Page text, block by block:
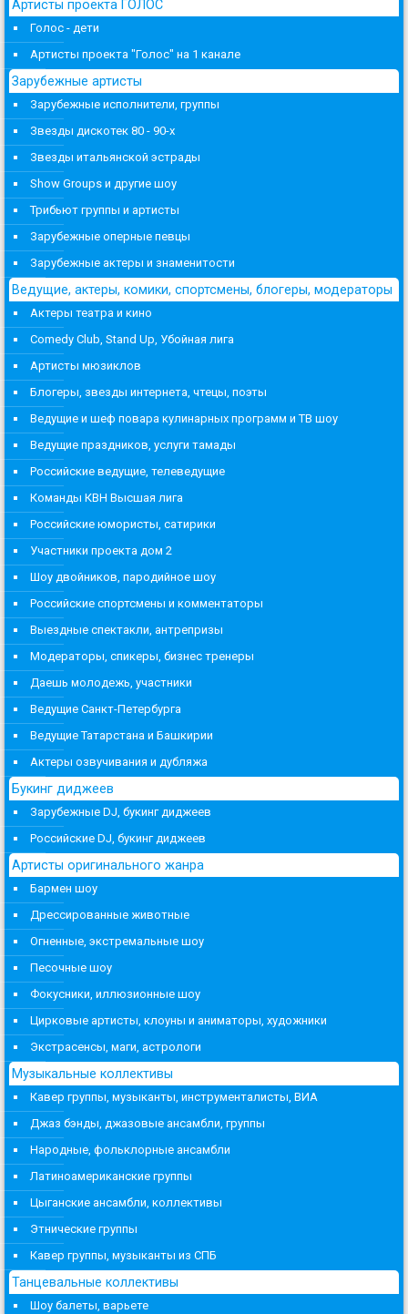
Артисты проекта ГОЛОС
Голос - дети
Артисты проекта "Голос" на 1 канале
Зарубежные артисты
Зарубежные исполнители, группы
Звезды дискотек 80 - 90-х
Звезды итальянской эстрады
Show Groups и другие шоу
Трибьют группы и артисты
Зарубежные оперные певцы
Зарубежные актеры и знаменитости
Ведущие, актеры, комики, спортсмены, блогеры, модераторы
Актеры театра и кино
Comedy Club, Stand Up, Убойная лига
Артисты мюзиклов
Блогеры, звезды интернета, чтецы, поэты
Ведущие и шеф повара кулинарных программ и ТВ шоу
Ведущие праздников, услуги тамады
Российские ведущие, телеведущие
Команды КВН Высшая лига
Российские юмористы, сатирики
Участники проекта дом 2
Шоу двойников, пародийное шоу
Российские спортсмены и комментаторы
Выездные спектакли, антрепризы
Модераторы, спикеры, бизнес тренеры
Даешь молодежь, участники
Ведущие Санкт-Петербурга
Ведущие Татарстана и Башкирии
Актеры озвучивания и дубляжа
Букинг диджеев
Зарубежные DJ, букинг диджеев
Российские DJ, букинг диджеев
Артисты оригинального жанра
Бармен шоу
Дрессированные животные
Огненные, экстремальные шоу
Песочные шоу
Фокусники, иллюзионные шоу
Цирковые артисты, клоуны и аниматоры, художники
Экстрасенсы, маги, астрологи
Музыкальные коллективы
Кавер группы, музыканты, инструменталисты, ВИА
Джаз бэнды, джазовые ансамбли, группы
Народные, фольклорные ансамбли
Латиноамериканские группы
Цыганские ансамбли, коллективы
Этнические группы
Кавер группы, музыканты из СПБ
Танцевальные коллективы
Шоу балеты, варьете